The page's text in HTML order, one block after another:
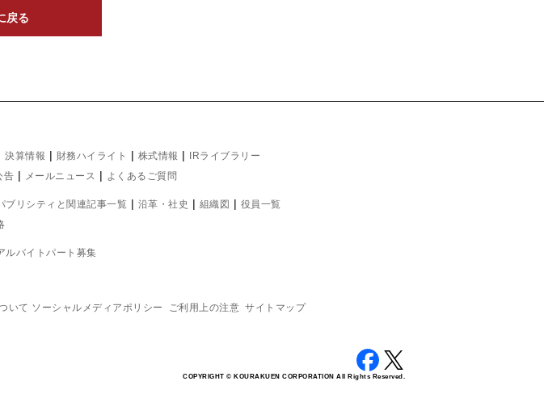
戻る
決算情報 | 財務ハイライト | 株式情報 |
IRライブラリー
告 | メールニュース | よくあるご質問
ブリシティと関連記事一覧 | 沿革・社史 | 組織図 | 役員一覧
ルバイトパート募集
いて ソーシャルメディアポリシー ご利用上の注意 サイトマップ
COPYRIGHT © KOURAKUEN CORPORATION All Rights Reserved.